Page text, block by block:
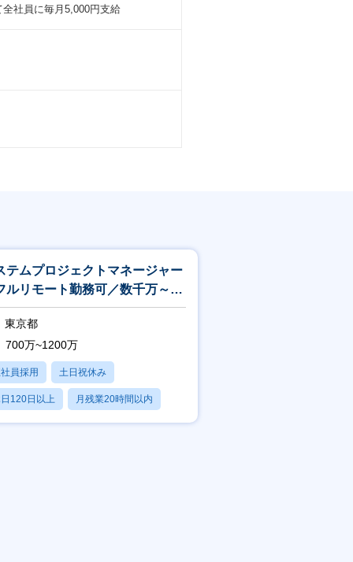
社員に毎月5,000円支給
テムプロジェクトマネージャー
ルリモート勤務可／数千万～億
のPM
東京都
700万~1200万
員採用 土日祝休み
120日以上 月残業20時間以内
あり